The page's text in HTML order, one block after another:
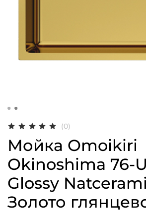
(0)
Мойка Omoikiri
Okinoshima 76-
Glossy
Золото